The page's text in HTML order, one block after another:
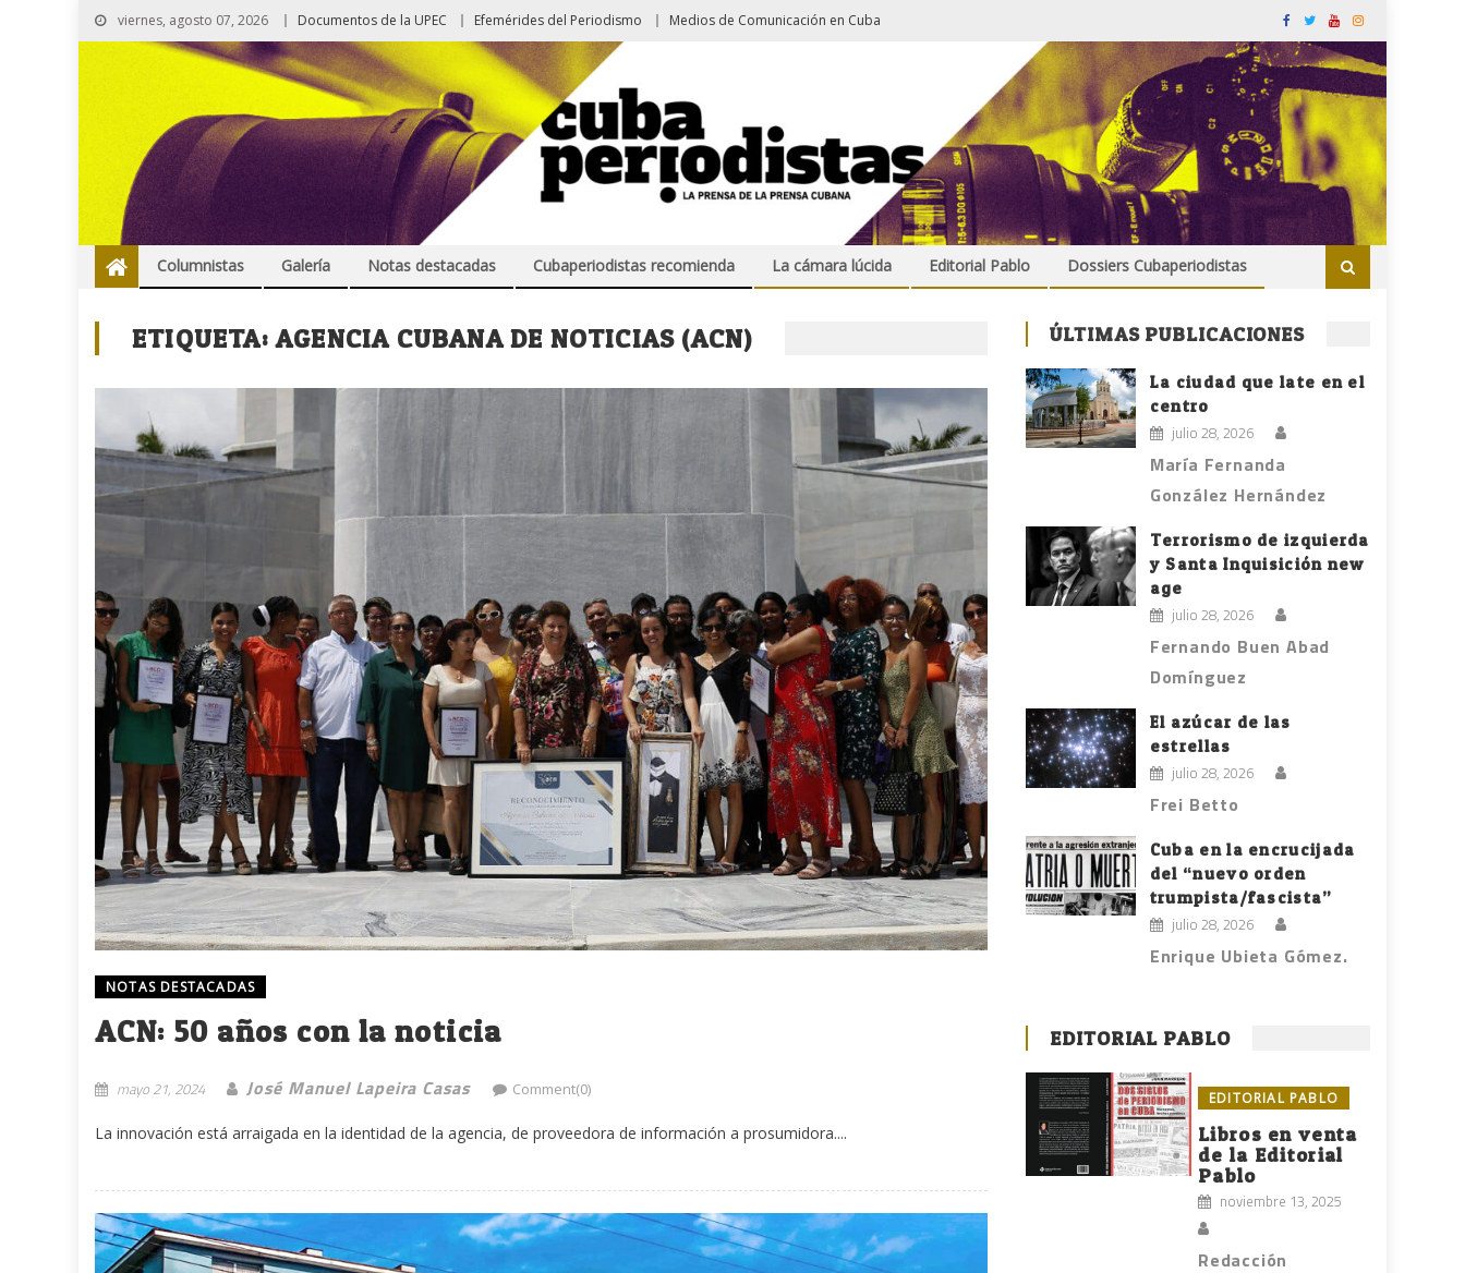
viernes, agosto 07, 2026 Documentos de la UPEC Efemérides del Periodismo Medios de Comunicación en Cuba
Columnistas Galería Notas destacadas Cubaperiodistas recomienda La cámara lúcida Editorial Pablo Dossiers Cubaperiodistas
ETIQUETA:AGENCIA CUBANA DE NOTICIAS (ACN)
NOTAS DESTACADAS
ACN: 50 años con la noticia
mayo 21, 2024 José Manuel Lapeira Casas Comment(0)
La innovación está arraigada en la identidad de la agencia, de proveedora de información a prosumidora....
ÚLTIMAS PUBLICACIONES
La ciudad que late en el
centro
julio 28, 2026
María Fernanda
González Hernández
Terrorismo de izquierda
y Santa Inquisición new
age
julio 28, 2026
Fernando Buen Abad
Domínguez
El azúcar de las
estrellas
julio 28, 2026
Frei Betto
Cuba en la encrucijada
del “nuevo orden
trumpista/fascista”
julio 28, 2026
Enrique Ubieta Gómez.
EDITORIAL PABLO
EDITORIAL PABLO
Libros en venta
de la Editorial
Pablo
noviembre 13, 2025
Redacción